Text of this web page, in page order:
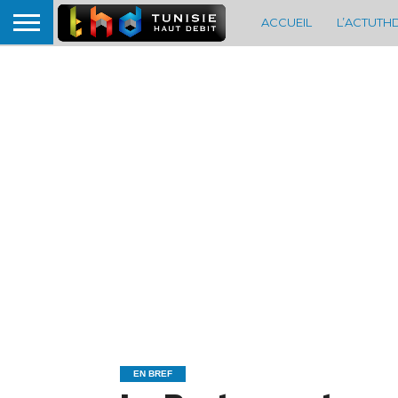
ACCUEIL
EN BREF